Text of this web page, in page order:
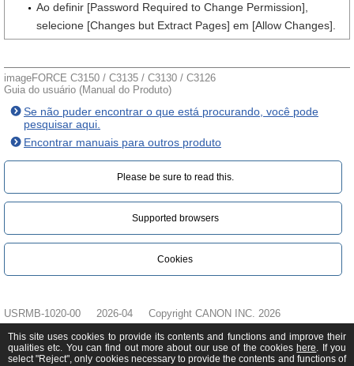
Ao definir [Password Required to Change Permission],
selecione [Changes but Extract Pages] em [Allow Changes].
imageFORCE C3150 / C3135 / C3130 / C3126
Guia do usuário (Manual do Produto)
Se não puder encontrar o que está procurando, você pode
pesquisar aqui.
Encontrar manuais para outros produto
Please be sure to read this.‎
Supported browsers
Cookies
USRMB-1020-00 2026-04 Copyright CANON INC. 2026
This site uses cookies to provide its contents and functions and improve their
qualities etc. You can find out more about our use of the cookies here. If you
select "Reject", only cookies necessary to provide the contents and functions of